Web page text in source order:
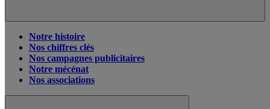
Notre histoire
Nos chiffres clés
Nos campagnes publicitaires
Notre mécénat
Nos associations